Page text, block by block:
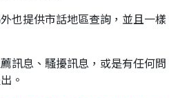
也提供市話地區查詢，並且一樣
訊息、騷擾訊息，或是有任何問
。